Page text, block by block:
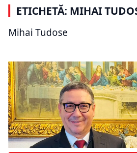
ETICHETĂ: MIHAI
Mihai Tudose
Siegfried Mureșan după
adresa PSD. „PSD a închis
negocierile pentru intrarea în